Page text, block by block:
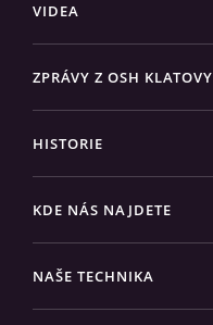
VIDEA
ZPRÁVY Z OSH KLATOVY
HISTORIE
KDE NÁS NAJDETE
NAŠE TECHNIKA